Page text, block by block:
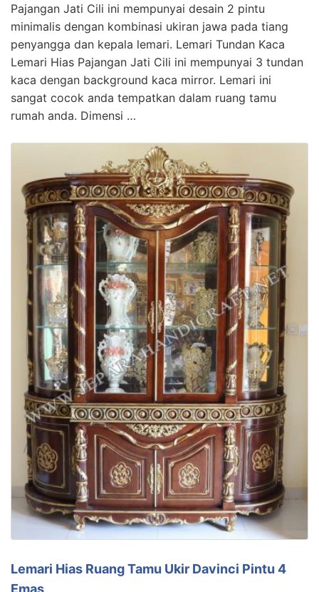
Pajangan Jati Cili ini mempunyai desain 2 pintu
minimalis dengan kombinasi ukiran jawa pada tiang
penyangga dan kepala lemari. Lemari Tundan Kaca
Lemari Hias Pajangan Jati Cili ini mempunyai 3 tundan
kaca dengan background kaca mirror. Lemari ini
sangat cocok anda tempatkan dalam ruang tamu
rumah anda. Dimensi …
Lemari Hias Ruang Tamu Ukir Davinci Pintu 4
Emas